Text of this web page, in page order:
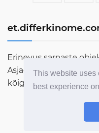
This website uses
best experience
Erinevus sarnaste
Asjade, varustuse,
kõige muu, mis siin